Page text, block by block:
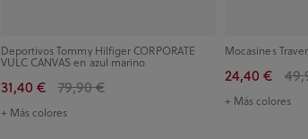
Deportivos Tommy Hilfiger CORPORATE
VULC CANVAS en azul marino
31,40 € 79,90 €
+ Más colores
Mocasines
24,40 €
+ Más colores